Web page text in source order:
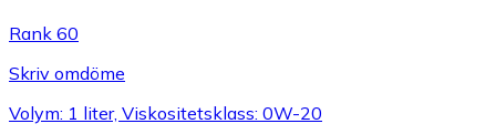
Rank 60
Skriv omdöme
Volym: 1 liter, Viskositetsklass: 0W-20